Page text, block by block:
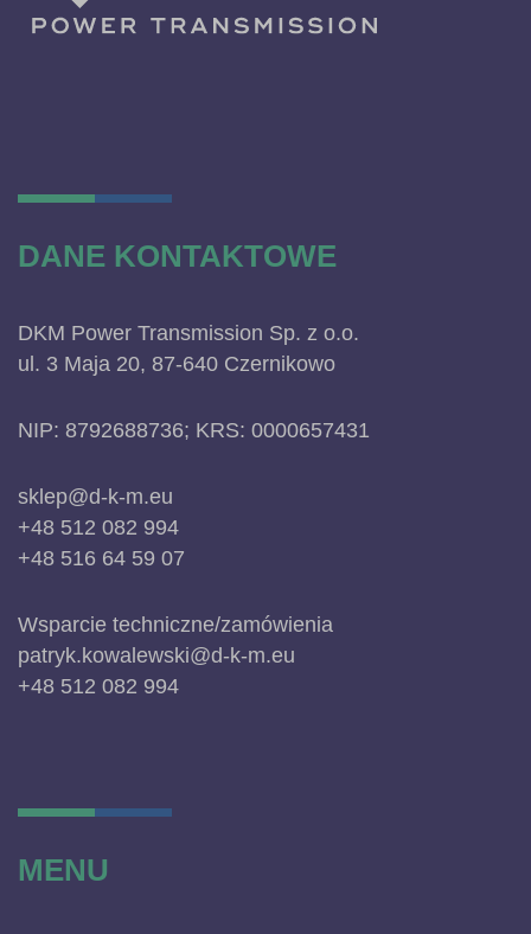
DANE KONTAKTOWE
DKM Power Transmission Sp. z o.o.
ul. 3 Maja 20, 87-640 Czernikowo
NIP: 8792688736; KRS: 0000657431
sklep@d-k-m.eu
+48 512 082 994
+48 516 64 59 07
Wsparcie techniczne/zamówienia
patryk.kowalewski@d-k-m.eu
+48 512 082 994
MENU